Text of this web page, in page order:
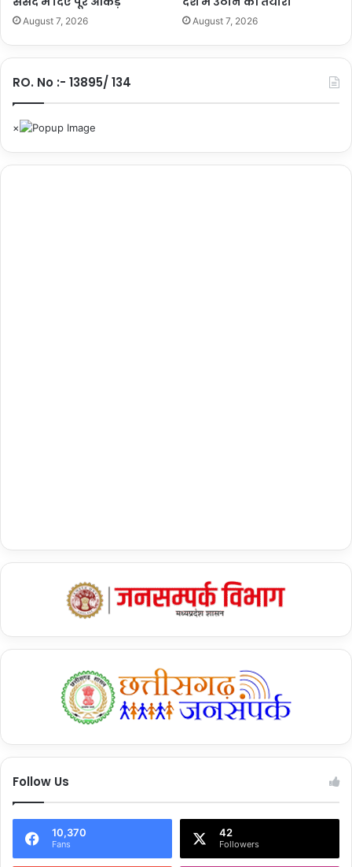
August 7, 2026 August 7, 2026
RO. No :- 13895/ 134
Follow Us
10,370
Fans
42
Followers